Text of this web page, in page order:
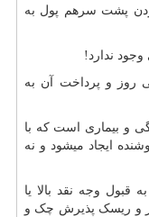
پشت سرهم پول به
ندارد!
روز و پرداخت آن به
و بیماری است که با
ایجاد میشود و نه
قبول وجه نقد بالا یا
و ریسک پذیرش چک و